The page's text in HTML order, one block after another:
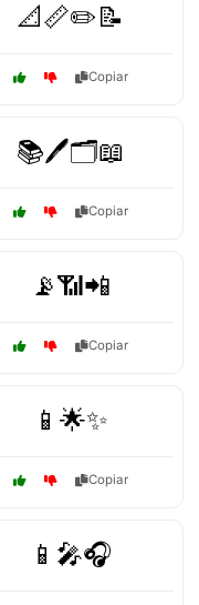
📐📏✏️📝
Copiar
📚🖊️🗂️📖
Copiar
📡📶📲
Copiar
📱🌟✨
Copiar
📱🎤🎧